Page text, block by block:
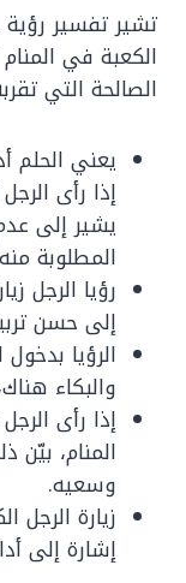
تشير تفسير رؤية
الكعبة في
الصالحة التي
يعني الحلم
إذا رأى
يشير إلى
المطلوبة
رؤيا الرجل
إلى حسن
الرؤيا
والبكاء
إذا رأى
المنام،
وسعيه.
زيارة الرجل
إشارة إلى